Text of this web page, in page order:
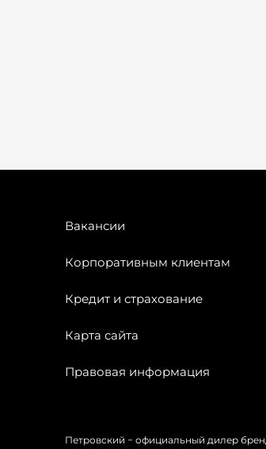
Вакансии
Корпоративным клиентам
Кредит и страхование
Карта сайта
Правовая информация
Петровский − официальный дилер